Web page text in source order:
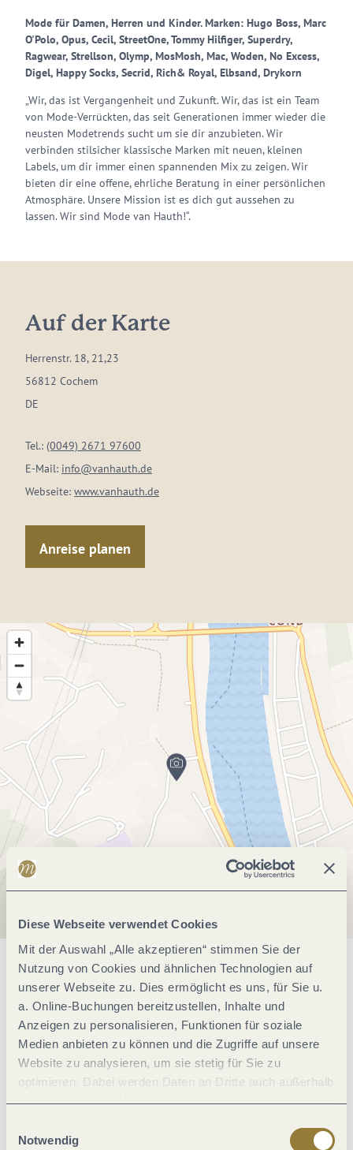
Diese Webseite verwendet Cookies
Mit der Auswahl „Alle akzeptieren“ stimmen Sie der
Nutzung von Cookies und ähnlichen Technologien auf
unserer Webseite zu. Dies ermöglicht es uns, für Sie u.
a. Online-Buchungen bereitzustellen, Inhalte und
Anzeigen zu personalisieren, Funktionen für soziale
Medien anbieten zu können und die Zugriffe auf unsere
Website zu analysieren, um sie stetig für Sie zu
optimieren. Dabei werden Daten an Dritte auch außerhalb
der Europäischen Union weitergegeben und dort
jederzeit widerrufen werden. Mit der Auswahl "Alle
Notwendig
Mode für Damen, Herren und Kinder. Marken: Hugo Boss, Marc
O'Polo, Opus, Cecil, StreetOne, Tommy Hilfiger, Superdry,
Ragwear, Strellson, Olymp, MosMosh, Mac, Woden, No Excess,
Digel, Happy Socks, Secrid, Rich& Royal, Elbsand, Drykorn
„Wir, das ist Vergangenheit und Zukunft. Wir, das ist ein Team
von Mode-Verrückten, das seit Generationen immer wieder die
neusten Modetrends sucht um sie dir anzubieten. Wir
verbinden stilsicher klassische Marken mit neuen, kleinen
Labels, um dir immer einen spannenden Mix zu zeigen. Wir
bieten dir eine offene, ehrliche Beratung in einer persönlichen
Atmosphäre. Unsere Mission ist es dich gut aussehen zu
lassen. Wir sind Mode van Hauth!“.
Auf der Karte
Herrenstr. 18, 21,23
56812 Cochem
DE
Tel.: (0049) 2671 97600
E-Mail: info@vanhauth.de
Webseite: www.vanhauth.de
Anreise planen
Allgemeine Informationen
Öffnungszeiten
Preisinformationen